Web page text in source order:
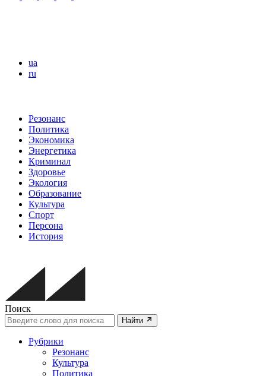
ua
ru
Резонанс
Политика
Экономика
Энергетика
Криминал
Здоровье
Экология
Образование
Культура
Спорт
Персона
История
Поиск
Найти
Рубрики
Резонанс
Культура
Политика